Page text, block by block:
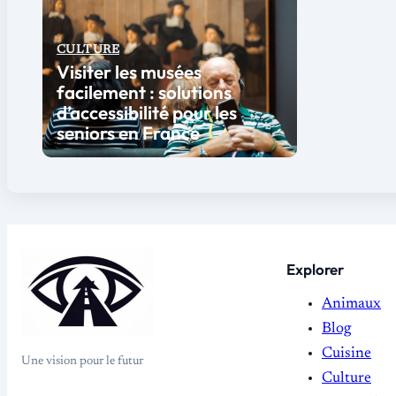
CULTURE
Visiter les musées
facilement : solutions
d’accessibilité pour les
seniors en France
Une vision pour le futur
Explorer
Animaux
Blog
Cuisine
Culture